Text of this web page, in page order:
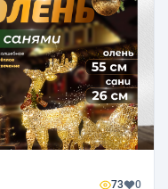
73 0